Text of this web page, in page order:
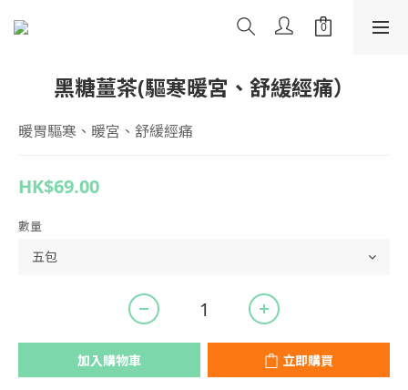
黑糖薑茶(驅寒暖宮、舒緩經痛）
暖胃驅寒、暖宮、舒緩經痛
HK$69.00
數量
加入購物車 立即購買